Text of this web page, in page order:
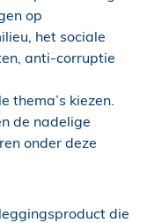
op
het sociale
anti-corruptie
thema’s kiezen.
de nadelige
onder deze
die